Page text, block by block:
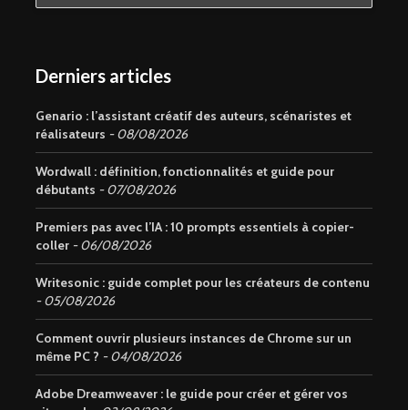
Derniers articles
Genario : l’assistant créatif des auteurs, scénaristes et
réalisateurs
08/08/2026
Wordwall : définition, fonctionnalités et guide pour
débutants
07/08/2026
Premiers pas avec l’IA : 10 prompts essentiels à copier-
coller
06/08/2026
Writesonic : guide complet pour les créateurs de contenu
05/08/2026
Comment ouvrir plusieurs instances de Chrome sur un
même PC ?
04/08/2026
Adobe Dreamweaver : le guide pour créer et gérer vos